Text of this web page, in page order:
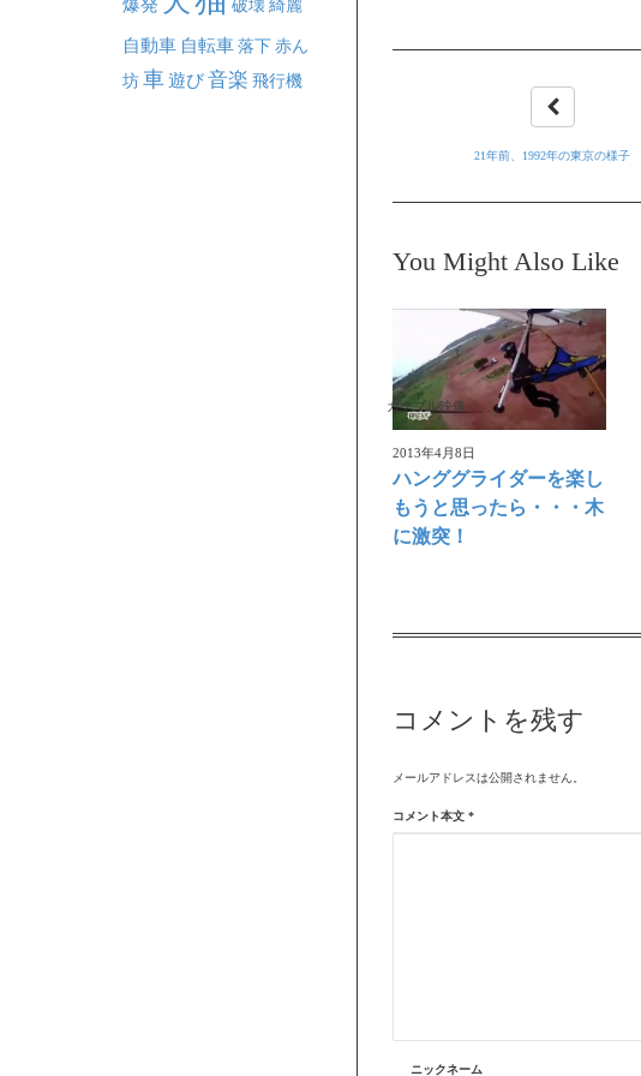
21年前、1992年の東京の様子
You Might Also Like
ガクブル映像
2013年4月8日
ハンググライダーを楽し
もうと思ったら・・・木
に激突！
コメントを残す
メールアドレスは公開されません。
コメント本文 *
ニックネーム
爆発 破壊綺麗
自動車 自転車落下赤ん
坊車遊び音楽 飛行機